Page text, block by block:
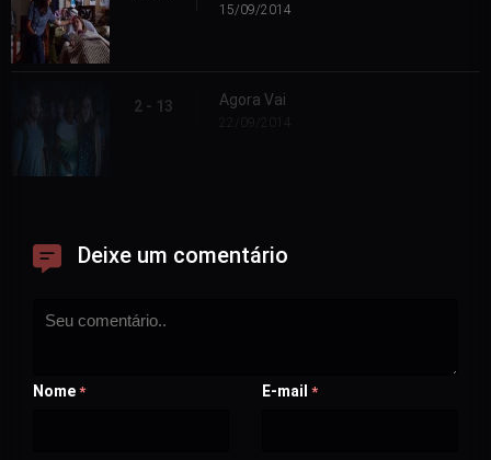
15/09/2014
2 - 13 Agora Vai
Deixe um comentário
Nome * E-mail *